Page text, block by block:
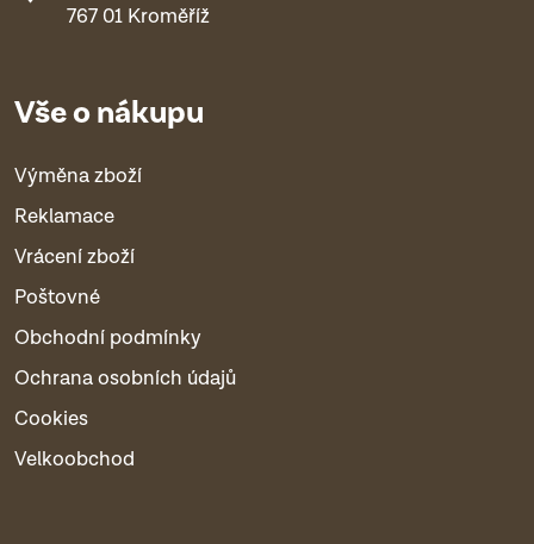
767 01 Kroměříž
Vše o nákupu
Výměna zboží
Reklamace
Vrácení zboží
Poštovné
Obchodní podmínky
Ochrana osobních údajů
Cookies
Velkoobchod